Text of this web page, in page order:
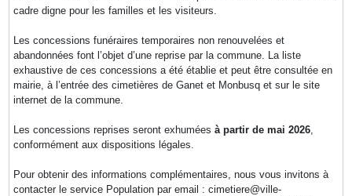
cadre digne pour les familles et les visiteurs.
Les concessions funéraires temporaires non renouvelées et
abandonnées font l’objet d’une reprise par la commune. La liste
exhaustive de ces concessions a été établie et peut être consultée en
mairie, à l’entrée des cimetières de Ganet et Monbusq et sur le site
internet de la commune.
Les concessions reprises seront exhumées à partir de mai 2026
conformément aux dispositions légales.
Pour obtenir des informations complémentaires, nous vous invitons à
contacter le service Population par email : cimetiere@ville-